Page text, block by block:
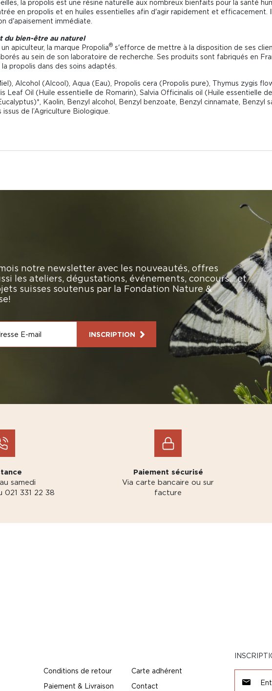
la propolis est une résine naturelle aux nombreux bienfaits pour la santé
en propolis et en huiles essentielles afin d'agir rapidement et efficacement.
d'apaisement immédiate.
du bien-être au naturel
apiculteur, la marque Propolia® s'efforce de mettre à la disposition de ses
au sein de son laboratoire de recherche. Ses produits sont fabriqués en
propolis dans des soins adaptés.
Alcohol (Alcool), Aqua (Eau), Propolis cera (Propolis pure), Thymus zygis
Leaf Oil (Huile essentielle de Romarin), Salvia Officinalis oil (Huile essentielle
Kaolin, Benzyl alcohol, Benzyl benzoate, Benzyl cinnamate, Benzyl
de l’Agriculture Biologique.
notre newsletter avec les nouveautés, offres
les ateliers, dégustations, événements, concours… et
suisses soutenus par la Fondation Nature &
INSCRIPTION
samedi
021 331 22 38
Paiement sécurisé
Via carte bancaire ou sur
facture
Conditions de retour
Paiement & Livraison
Carte adhérent
Contact